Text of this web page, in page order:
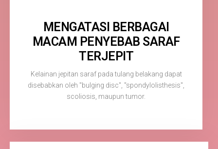
MENGATASI BERBAGAI
MACAM PENYEBAB SARAF
TERJEPIT
Kelainan jepitan saraf pada tulang belakang dapat
disebabkan oleh "bulging disc", "spondylolisthesis",
scoliosis, maupun tumor.